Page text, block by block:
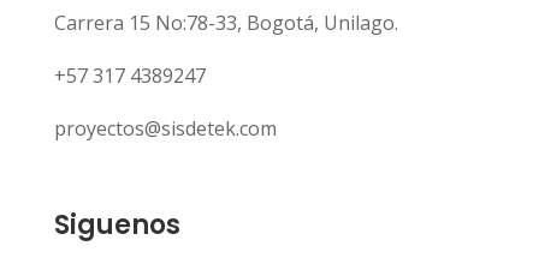
Carrera 15 No:78-33, Bogotá, Unilago.
+57 317 4389247
proyectos@sisdetek.com
Siguenos